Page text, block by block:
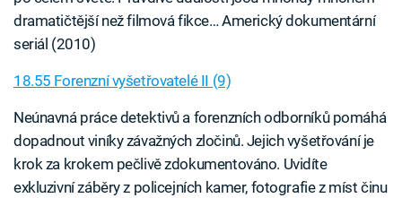
dramatičtější než filmová fikce… Americký dokumentární
seriál (2010)
18.55 Forenzní vyšetřovatelé II (9)
Neúnavná práce detektivů a forenzních odborníků pomáhá
dopadnout viníky závažných zločinů. Jejich vyšetřování je
krok za krokem pečlivě zdokumentováno. Uvidíte
exkluzivní záběry z policejních kamer, fotografie z míst činu